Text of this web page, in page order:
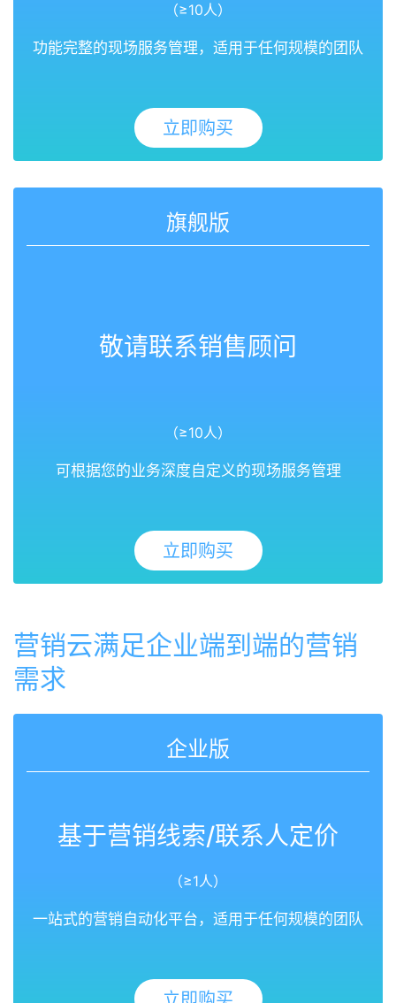
（≥10人）
功能完整的现场服务管理，适用于任何规模的团队
立即购买
旗舰版
敬请联系销售顾问
（≥10人）
可根据您的业务深度自定义的现场服务管理
立即购买
营销云满足企业端到端的营销
需求
企业版
基于营销线索/联系人定价
（≥1人）
一站式的营销自动化平台，适用于任何规模的团队